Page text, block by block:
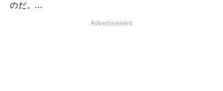
のだ。...
Advertisement